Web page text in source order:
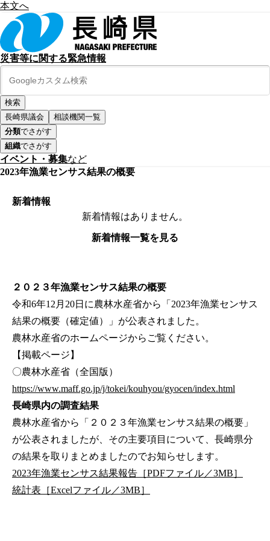
本文へ
災害等に関する緊急情報
長崎県議会
相談機関一覧
分類でさがす
組織でさがす
イベント・募集など
2023年漁業センサス結果の概要
新着情報
新着情報はありません。
新着情報一覧を見る
２０２３年漁業センサス結果の概要
令和6年12月20日に農林水産省から「2023年漁業センサス
結果の概要（確定値）」が公表されました。
農林水産省のホームページからご覧ください。
【掲載ページ】
〇農林水産省（全国版）
https://www.maff.go.jp/j/tokei/kouhyou/gyocen/index.html
長崎県内の調査結果
農林水産省から「２０２３年漁業センサス結果の概要」
が公表されましたが、その主要項目について、長崎県分
の結果を取りまとめましたのでお知らせします。
2023年漁業センサス結果報告［PDFファイル／3MB］
統計表［Excelファイル／3MB］